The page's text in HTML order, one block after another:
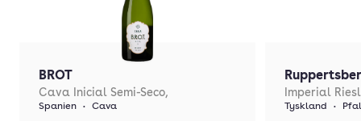
BROT
Cava Inicial Semi-Seco,
Spanien • Cava
Imperial
Tyskland •